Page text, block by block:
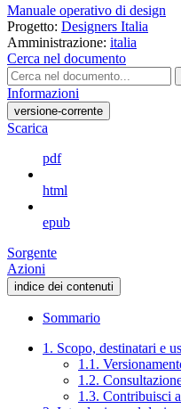
Manuale operativo di design
Progetto: Designers Italia
Amministrazione: italia
Cerca nel documento
Informazioni
versione-corrente
Scarica
pdf
html
epub
Sorgente
Azioni
indice dei contenuti
Sommario
1. Scopo, destinatari e
1.1.
1.2.
1.3. Contribuisci